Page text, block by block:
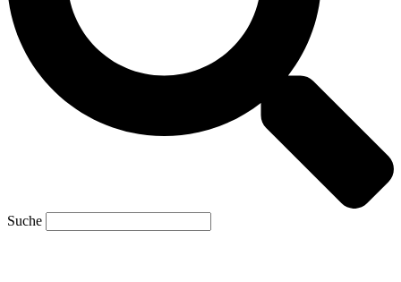
Suche